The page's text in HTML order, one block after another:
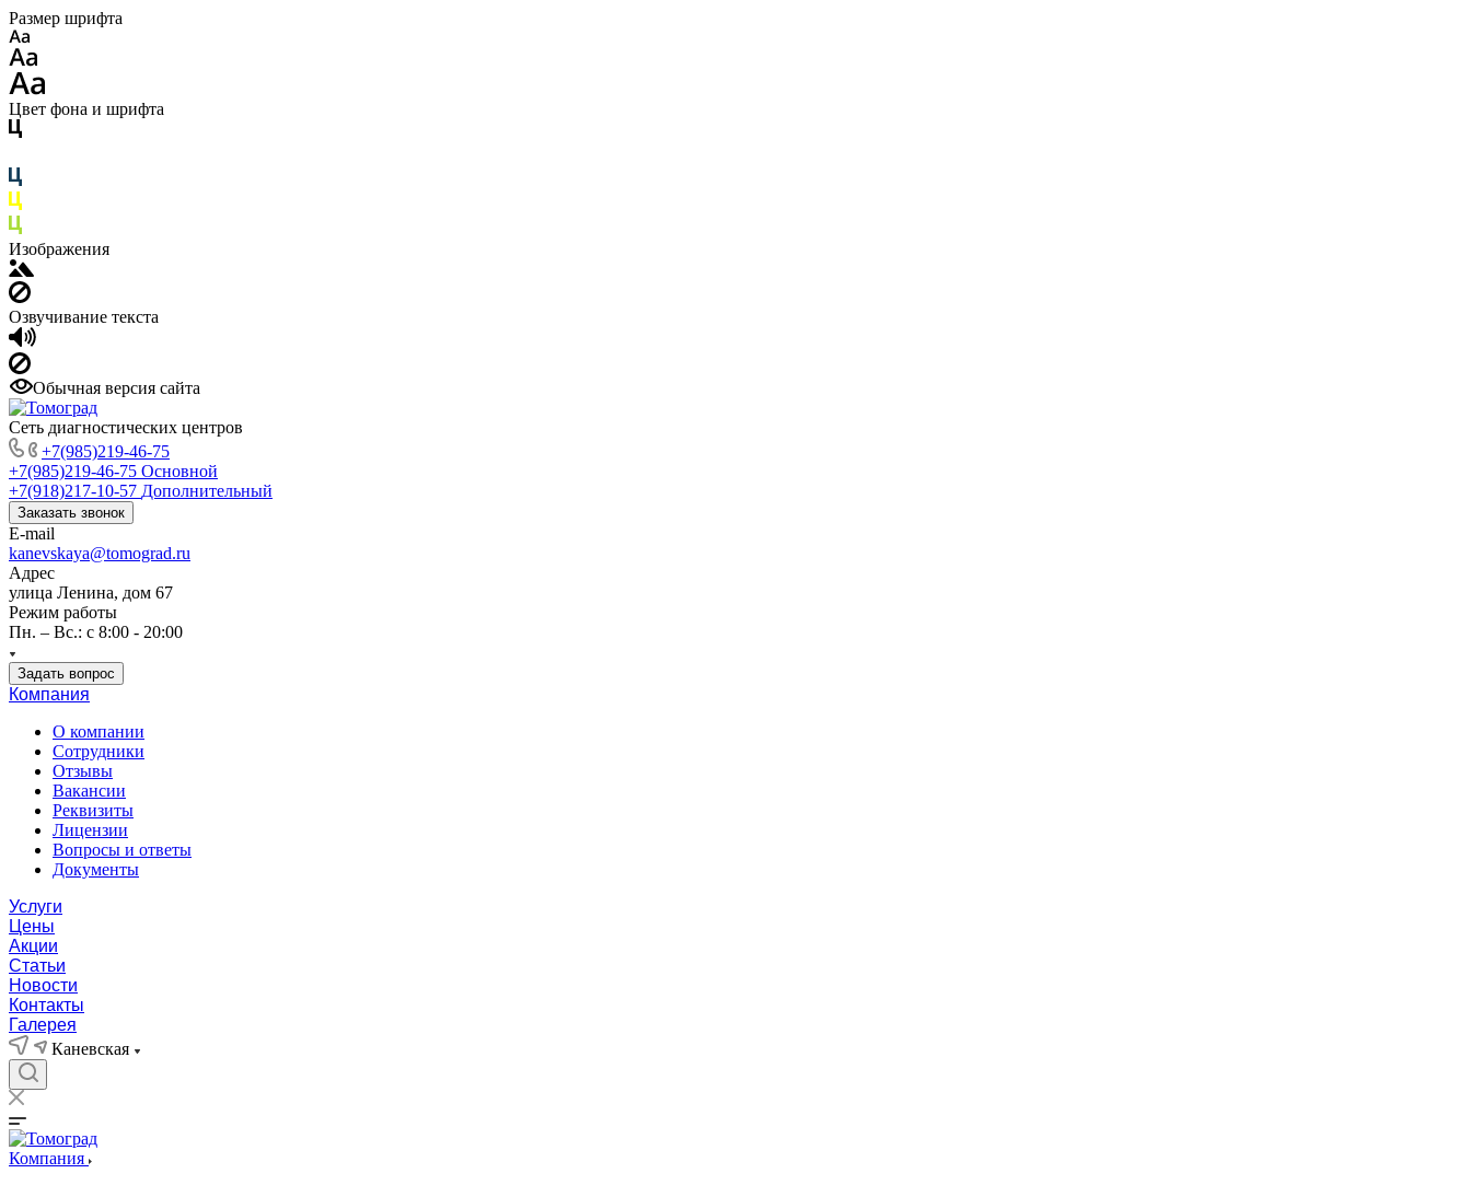
Размер шрифта
Цвет фона и шрифта
Изображения
Озвучивание текста
Обычная версия сайта
Сеть диагностических центров
+7(985)219-46-75
+7(985)219-46-75 Основной
+7(918)217-10-57 Дополнительный
Заказать звонок
E-mail
kanevskaya@tomograd.ru
Адрес
улица Ленина, дом 67
Режим работы
Пн. – Вс.: c 8:00 - 20:00
Задать вопрос
Компания
О компании
Сотрудники
Отзывы
Вакансии
Реквизиты
Лицензии
Вопросы и ответы
Документы
Услуги
Цены
Акции
Статьи
Новости
Контакты
Галерея
Каневская
Компания